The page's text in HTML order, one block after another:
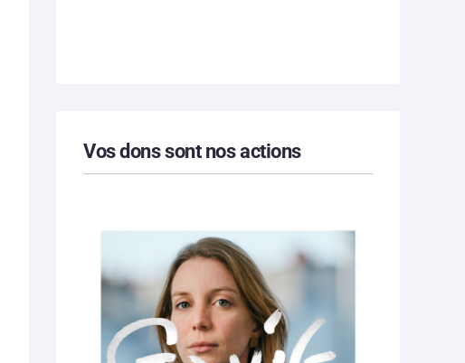
Vos dons sont nos actions